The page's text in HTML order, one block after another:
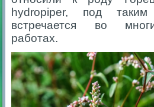
hydropiper, под
встречается во
работах.